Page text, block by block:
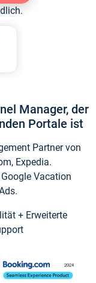
Manager, der
Portale ist
Partner von
Expedia.
Vacation
+ Erweiterte